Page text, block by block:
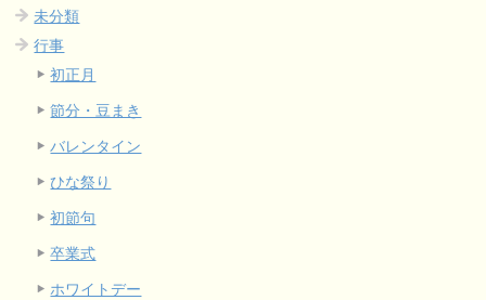
未分類
行事
初正月
節分・豆まき
バレンタイン
ひな祭り
初節句
卒業式
ホワイトデー